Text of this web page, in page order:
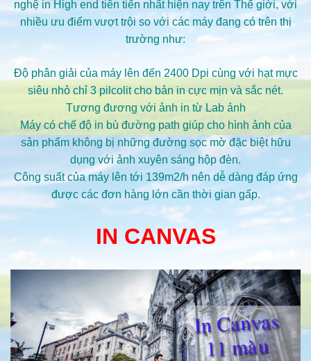
nghệ in High end tiên tiến nhất hiện nay trên Thế giới, với
nhiều ưu điểm vượt trội so với các máy đang có trên thị
trường như:
Độ phân giải của máy lên đến 2400 Dpi cùng với hạt mực
siêu nhỏ chỉ 3 pilcolit cho bản in cực mịn và sắc nét.
Tương đương với ảnh in từ Lab ảnh
Máy có chế độ in bù đường path giúp cho hình ảnh của
sản phẩm không bị những đường sọc mờ đặc biệt hữu
dụng với ảnh xuyên sáng hộp đèn.
Công suất của máy lên tới 139m2/h nên dễ dàng đáp ứng
được các đơn hàng lớn cần thời gian gấp.
IN CANVAS